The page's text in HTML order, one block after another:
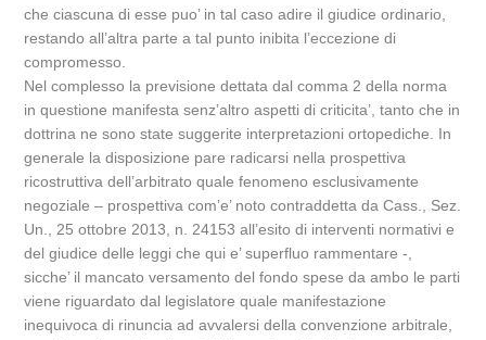
che ciascuna di esse puo’ in tal caso adire il giudice ordinario,
restando all’altra parte a tal punto inibita l’eccezione di
compromesso.
Nel complesso la previsione dettata dal comma 2 della norma
in questione manifesta senz’altro aspetti di criticita’, tanto che in
dottrina ne sono state suggerite interpretazioni ortopediche. In
generale la disposizione pare radicarsi nella prospettiva
ricostruttiva dell’arbitrato quale fenomeno esclusivamente
negoziale – prospettiva com’e’ noto contraddetta da Cass., Sez.
Un., 25 ottobre 2013, n. 24153 all’esito di interventi normativi e
del giudice delle leggi che qui e’ superfluo rammentare -,
sicche’ il mancato versamento del fondo spese da ambo le parti
viene riguardato dal legislatore quale manifestazione
inequivoca di rinuncia ad avvalersi della convenzione arbitrale,